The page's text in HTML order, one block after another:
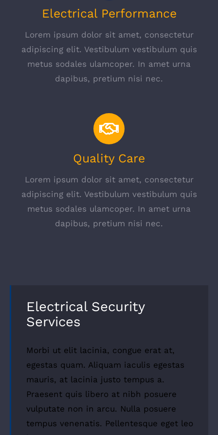
Electrical Performance
Lorem ipsum dolor sit amet, consectetur
adipiscing elit. Vestibulum vestibulum quis
metus sodales ulamcoper. In amet urna
dapibus, pretium nisi nec.
Quality Care
Lorem ipsum dolor sit amet, consectetur
adipiscing elit. Vestibulum vestibulum quis
metus sodales ulamcoper. In amet urna
dapibus, pretium nisi nec.
Electrical Security
Services
Morbi ut elit lacinia, congue erat at,
egestas quam. Aliquam iaculis egestas
mauris, at lacinia justo tempus a.
Praesent quis libero at nibh posuere
vulputate non in arcu. Nulla posuere
tempus venenatis. Pellentesque eget leo